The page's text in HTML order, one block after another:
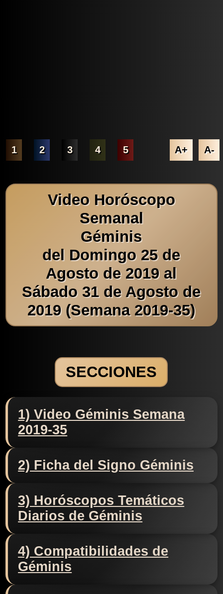
1 2 3 4 5 A+ A-
Video Horóscopo
Semanal
Géminis
del Domingo 25 de
Agosto de 2019 al
Sábado 31 de Agosto de
2019 (Semana 2019-35)
SECCIONES
1) Video Géminis Semana
2019-35
2) Ficha del Signo Géminis
3) Horóscopos Temáticos
Diarios de Géminis
4) Compatibilidades de
Géminis